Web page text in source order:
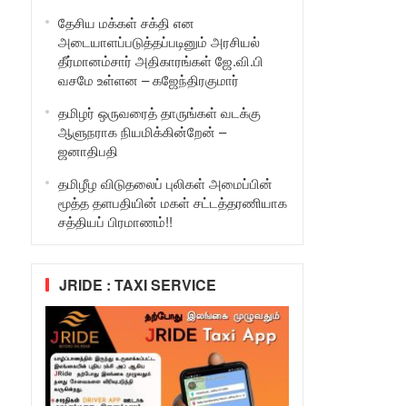
தேசிய மக்கள் சக்தி என
அடையாளப்படுத்தப்படினும் அரசியல்
தீர்மானம்சார் அதிகாரங்கள் ஜே.வி.பி
வசமே உள்ளன – கஜேந்திரகுமார்
தமிழர் ஒருவரைத் தாருங்கள் வடக்கு
ஆளுநராக நியமிக்கின்றேன் –
ஜனாதிபதி
தமிழீழ விடுதலைப் புலிகள் அமைப்பின்
மூத்த தளபதியின் மகள் சட்டத்தரணியாக
சத்தியப் பிரமாணம்!!
JRIDE : TAXI SERVICE